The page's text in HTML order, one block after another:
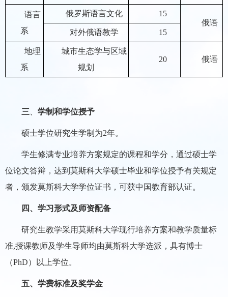
语言
系
俄罗斯语言文化
15
俄语
对外俄语教学
15
地理
系
城市生态学与区域
规划
20 俄语
三、 学制和学位授予
硕士学位研究生学制为2年。
学生修满专业培养方案规定的课程和学分，通过硕士学
位论文答辩，达到莫斯科大学硕士毕业和学位授予有关规定
者，颁发莫斯科大学学位证书，可获中国教育部认证。
四、学习形式及师资配备
研究生教学采用莫斯科大学现行培养方案和教学质量标
准,授课教师及学生导师均由莫斯科大学选派，具有博士
（PhD）以上学位。
五、学费标准及奖学金